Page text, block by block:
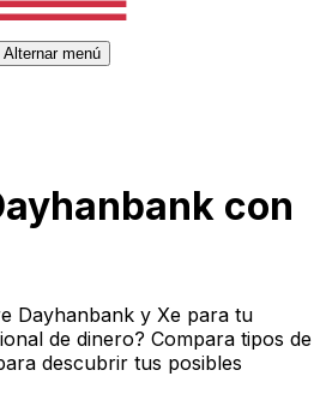
Alternar menú
con
Dayhanbank y Xe para tu
de dinero? Compara tipos de
descubrir tus posibles